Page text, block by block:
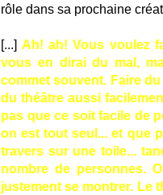
rôle dans sa prochaine
[...­]Ah! ah! Vous voulez
vous en dirai du mal,
commet souvent. Faire
du théâtre aussi
pas que ce soit facile de
on est tout seul... et que
travers sur une toile...
nombre de personnes.
justement se montrer. Le